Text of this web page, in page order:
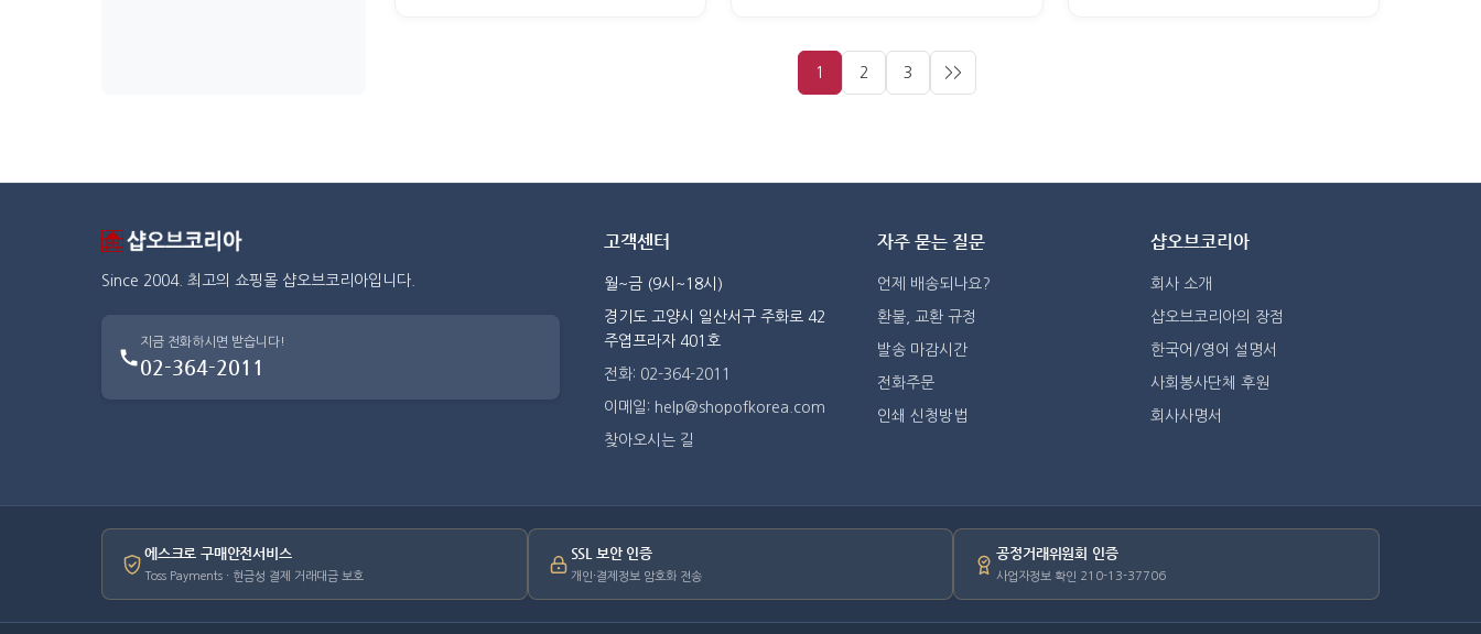
1 2 3 >>
Since 2004. 최고의 쇼핑몰 샵오브코리아입니다.
지금 전화하시면 받습니다!
02-364-2011
고객센터
월~금 (9시~18시)
경기도 고양시 일산서구 주화로 42
주엽프라자 401호
전화: 02-364-2011
이메일: help@shopofkorea.com
찾아오시는 길
자주 묻는 질문
언제 배송되나요?
환불, 교환 규정
발송 마감시간
전화주문
인쇄 신청방법
샵오브코리아
회사 소개
샵오브코리아의 장점
한국어/영어 설명서
사회봉사단체 후원
회사사명서
에스크로 구매안전서비스
Toss Payments · 현금성 결제 거래대금 보호
SSL 보안 인증
개인·결제정보 암호화 전송
공정거래위원회 인증
사업자정보 확인 210-13-37706